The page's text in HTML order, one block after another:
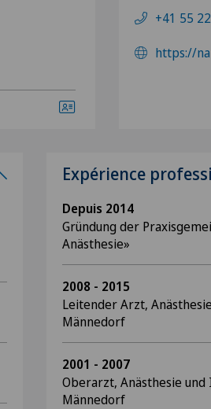
+41 55
https://
Expérience
Depuis 2014
Gründung der
Anästhesie»
2008 - 2015
Leitender Arzt,
Männedorf
2001 - 2007
Oberarzt, Anästhesie
Männedorf